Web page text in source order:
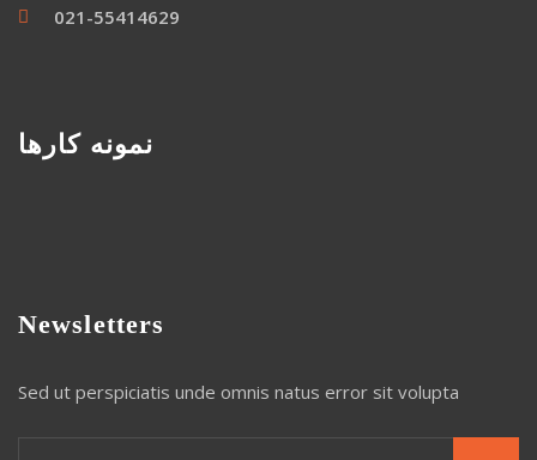
021-55414629
نمونه کارها
Newsletters
Sed ut perspiciatis unde omnis natus error sit volupta